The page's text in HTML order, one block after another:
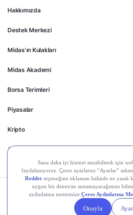
Hakkımızda
Destek Merkezi
Midas'ın Kulakları
Midas Akademi
Borsa Terimleri
Piyasalar
Kripto
Ayrıcalıklar
Kişisel Verilerin
Gizlilik
Politikası